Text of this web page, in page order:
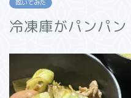
呟いてみた
冷凍庫がパンパン